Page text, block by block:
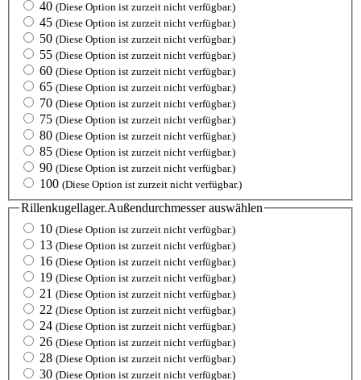
40 (Diese Option ist zurzeit nicht verfügbar.)
45 (Diese Option ist zurzeit nicht verfügbar.)
50 (Diese Option ist zurzeit nicht verfügbar.)
55 (Diese Option ist zurzeit nicht verfügbar.)
60 (Diese Option ist zurzeit nicht verfügbar.)
65 (Diese Option ist zurzeit nicht verfügbar.)
70 (Diese Option ist zurzeit nicht verfügbar.)
75 (Diese Option ist zurzeit nicht verfügbar.)
80 (Diese Option ist zurzeit nicht verfügbar.)
85 (Diese Option ist zurzeit nicht verfügbar.)
90 (Diese Option ist zurzeit nicht verfügbar.)
100 (Diese Option ist zurzeit nicht verfügbar.)
Rillenkugellager.Außendurchmesserauswählen
10 (Diese Option ist zurzeit nicht verfügbar.)
13 (Diese Option ist zurzeit nicht verfügbar.)
16 (Diese Option ist zurzeit nicht verfügbar.)
19 (Diese Option ist zurzeit nicht verfügbar.)
21 (Diese Option ist zurzeit nicht verfügbar.)
22 (Diese Option ist zurzeit nicht verfügbar.)
24 (Diese Option ist zurzeit nicht verfügbar.)
26 (Diese Option ist zurzeit nicht verfügbar.)
28 (Diese Option ist zurzeit nicht verfügbar.)
30 (Diese Option ist zurzeit nicht verfügbar.)